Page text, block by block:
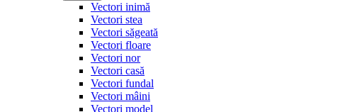
Vectori inimă
Vectori stea
Vectori săgeată
Vectori floare
Vectori nor
Vectori casă
Vectori fundal
Vectori mâini
Vectori model